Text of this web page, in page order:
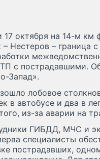
17 октября на 14-м
Нестеров – граница
с пострадавшими.
Запад».
лобовое
в автобусе и два в
из-за аварии на
ГИБДД, МЧС и
специалисты
пострадавших,